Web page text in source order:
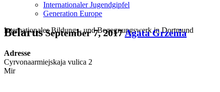
Internationaler Jugendgipfel
Generation Europe
Internationales Bildungs- und Begegnungswerk in Dortmund
BelarusSeptember 7, 2017Agata Grzenia
Adresse
Cyrvonaarmiejskaja vulica 2
Mir